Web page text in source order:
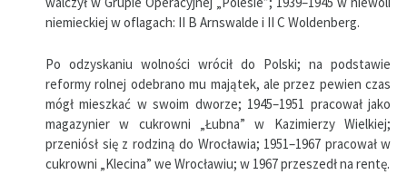
niemieckiej w oflagach: II B Arnswalde i II C Woldenberg.
Po odzyskaniu wolności wrócił do Polski; na podstawie
reformy rolnej odebrano mu majątek, ale przez pewien czas
mógł mieszkać w swoim dworze; 1945–1951 pracował jako
magazynier w cukrowni „Łubna” w Kazimierzy Wielkiej;
przeniósł się z rodziną do Wrocławia; 1951–1967 pracował w
cukrowni „Klecina” we Wrocławiu; w 1967 przeszedł na rentę.